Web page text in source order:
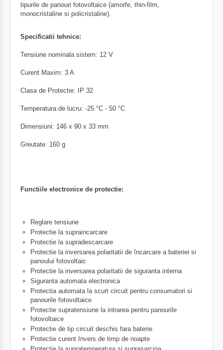
tipurile de panouri fotovoltaice (amorfe, thin-film,
monocristaline si policristaline).
Specificatii tehnice:
Tensiune nominala sistem: 12 V
Curent Maxim: 3 A
Clasa de Protectie: IP 32
Temperatura de lucru: -25 °C - 50 °C
Dimensiuni: 146 x 90 x 33 mm
Greutate: 160 g
Functiile electronice de protectie:
Reglare tensiune
Protectie la supraincarcare
Protectie la supradescarcare
Protectie la inversarea polaritatii de încarcare a bateriei si
panoului fotovoltaic
Protectie la inversarea polaritatii de siguranta interna
Siguranta automata electronica
Protectia automata la scurt circuit pentru consumatori si
panourile fotovoltaice
Protectie supratensiune la intrarea pentru panourile
fotovoltaice
Protectie de tip circuit deschis fara baterie
Protectie curent Invers de timp de noapte